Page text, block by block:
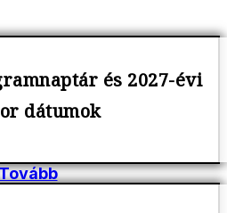
és 2027-évi
dátumok